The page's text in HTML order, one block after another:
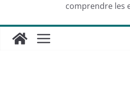
comprendre les